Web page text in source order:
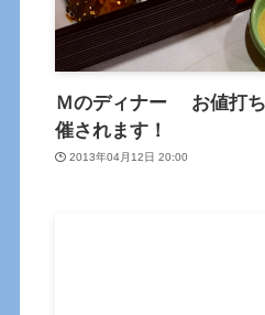
Ｍのディナー お値打
催されます！
2013年04月12日 20:00